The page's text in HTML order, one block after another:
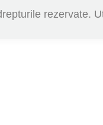
rezervate.